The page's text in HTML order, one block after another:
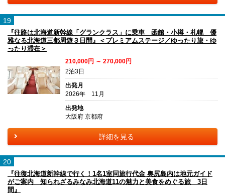
19
『往路は北海道新幹線「グランクラス」に乗車 函館・小樽・札幌 優
雅なる北海道三都周遊３日間』＜プレミアムステージ／ゆったり旅・ゆ
ったり滞在＞
210,000円 ～ 270,000円
2泊3日
出発月
2026年 11月
出発地
大阪府 京都府
詳細を見る
20
『往復北海道新幹線で行く！1名1室同旅行代金 奥尻島内は地元ガイド
がご案内 知られざるみなみ北海道11の魅力と美食をめぐる旅 3日
間』